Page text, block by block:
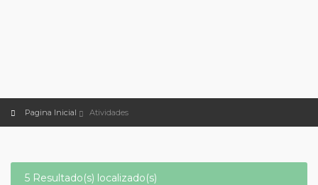
Pagina Inicial Atividades
5 Resultado(s) localizado(s)